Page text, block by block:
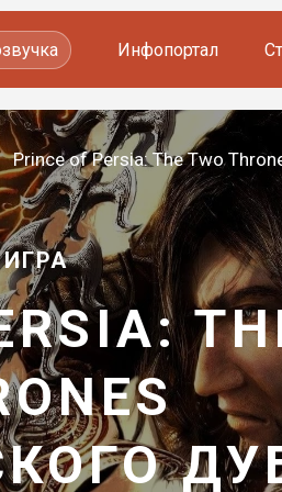
Инфопортал
Prince of Persia: The Two
ИГРА
—